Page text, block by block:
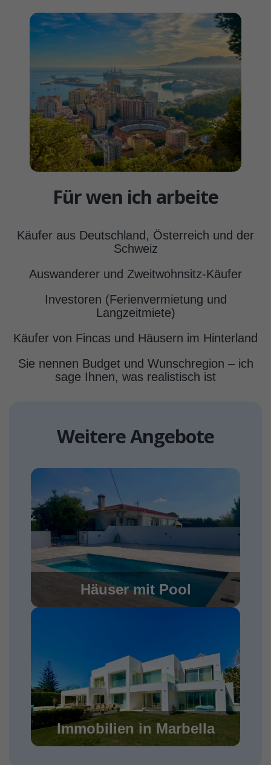
Für wen ich arbeite
Käufer aus Deutschland, Österreich und der
Schweiz
Auswanderer und Zweitwohnsitz-Käufer
Investoren (Ferienvermietung und
Langzeitmiete)
Käufer von Fincas und Häusern im Hinterland
Sie nennen Budget und Wunschregion – ich
sage Ihnen, was realistisch ist
Weitere Angebote
Häuser mit Pool
Immobilien in Marbella